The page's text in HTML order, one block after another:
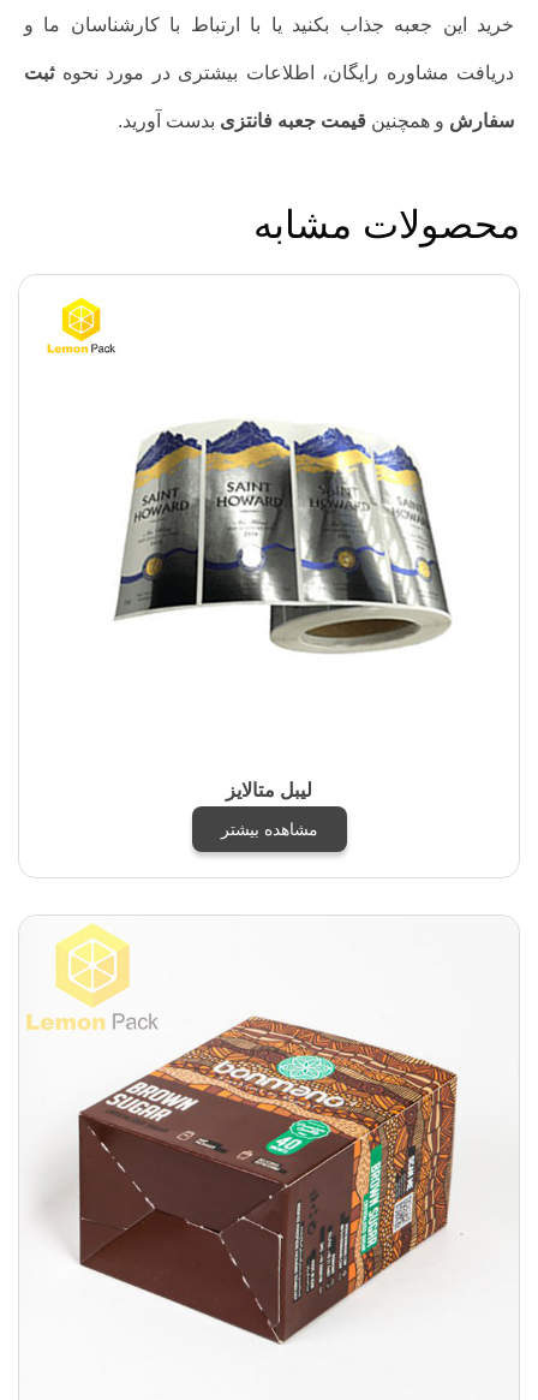
خرید این جعبه جذاب بکنید یا با ارتباط با کارشناسان ما و
دریافت مشاوره رایگان، اطلاعات بیشتری در مورد نحوهثبت
سفارش و همچنین قیمت جعبه فانتزی بدست آورید.
محصولات مشابه
لیبل متالایز
مشاهده بیشتر